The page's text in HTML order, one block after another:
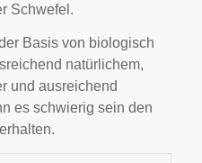
Schwefel.
Basis von biologisch
natürlichem,
und ausreichend
es schwierig sein den